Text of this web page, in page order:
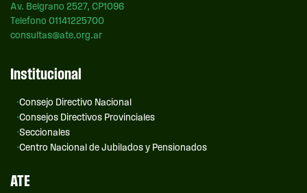
Av. Belgrano 2527, CP1096
Telefono 01141225700
consultas@ate.org.ar
Institucional
Consejo Directivo Nacional
Consejos Directivos Provinciales
Seccionales
Centro Nacional de Jubilados y Pensionados
ATE